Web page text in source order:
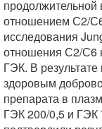
отношением С2/
исследования
отношения С2/С6
ГЭК. В
здоровым
препарата в
ГЭК 200/0,5 и ГЭК